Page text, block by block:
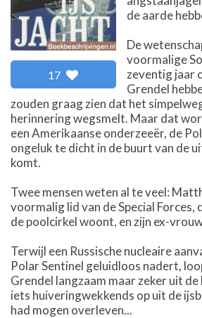
17
de aarde
De
voormalige
zeventig jaar
Grendel
zouden graag zien dat het
herinnering wegsmelt. Maar dat
een Amerikaanse onderzeeër, de
ongeluk te dicht in de buurt van de
komt.
Twee mensen weten al te veel:
voormalig lid van de Special Forces,
de poolcirkel woont, en zijn ex-
Terwijl een Russische nucleaire
Polar Sentinel geluidloos nadert,
Grendel langzaam maar zeker uit
iets huiveringwekkends op uit de
had mogen overleven...